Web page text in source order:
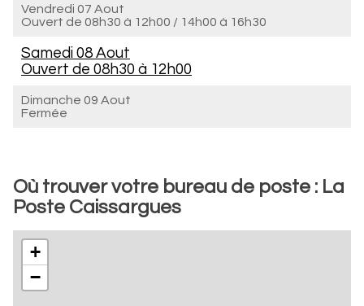
Vendredi 07 Aout
Ouvert de 08h30 à 12h00 / 14h00 à 16h30
Samedi 08 Aout
Ouvert de 08h30 à 12h00
Dimanche 09 Aout
Fermée
Où trouver votre bureau de poste : La
Poste Caissargues
+
−